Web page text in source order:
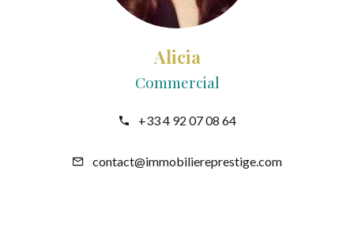
Alicia
Commercial
+33 4 92 07 08 64
contact@immobiliereprestige.com